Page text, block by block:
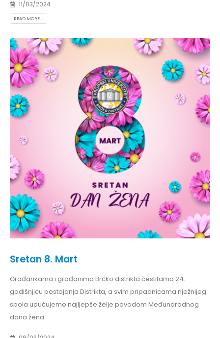
11/03/2024
READ MORE...
Sretan 8. Mart
Građankama i građanima Brčko distrikta čestitamo 24.
godišnjicu postojanja Distrikta, a svim pripadnicama nježnijeg
spola upućujemo najljepše želje povodom Međunarodnog
dana žena.